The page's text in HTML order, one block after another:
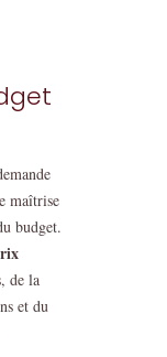
maîtrise
budget.
de la
et du